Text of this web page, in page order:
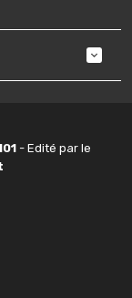
- Edité par le